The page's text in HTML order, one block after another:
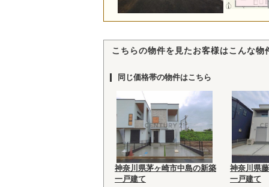
こちらの物件を見たお客様はこんな
同じ価格帯の物件はこちら
神奈川県茅ヶ崎市中島の新築
一戸建て
神奈川県
一戸建て